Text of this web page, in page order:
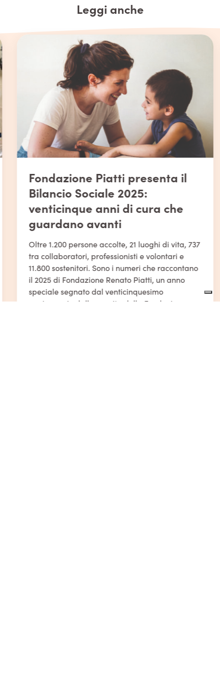
Leggi anche
Fondazione Piatti presenta il
Bilancio Sociale 2025:
venticinque anni di cura che
guardano avanti
Oltre 1.200 persone accolte, 21 luoghi di vita, 737
tra collaboratori, professionisti e volontari e
11.800 sostenitori. Sono i numeri che raccontano
il 2025 di Fondazione Renato Piatti, un anno
speciale segnato dal venticinquesimo
anniversario dalla nascita della Fondazione e